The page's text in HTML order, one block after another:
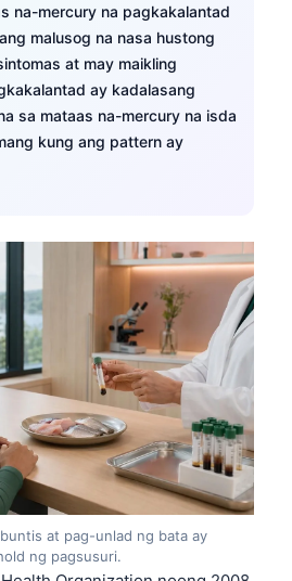
na-mercury na pagkakalantad
malusog na nasa hustong
at may maikling
ay kadalasang
sa mataas na-mercury na isda
kung ang pattern ay
at pag-unlad ng bata ay
ng pagsusuri.